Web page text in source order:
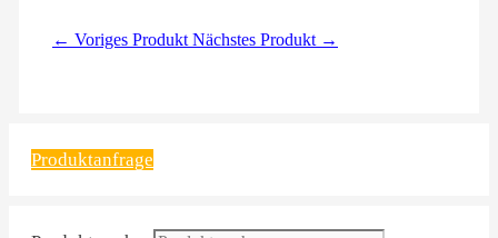
← Voriges Produkt Nächstes Produkt →
Produktanfrage